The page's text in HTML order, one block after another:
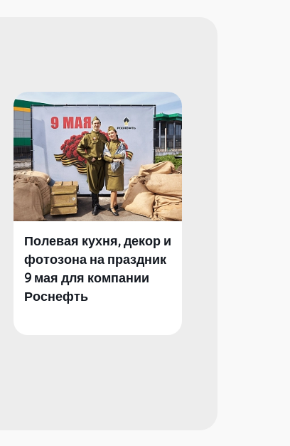
Полевая кухня, декор и
фотозона на праздник
9 мая для компании
Роснефть